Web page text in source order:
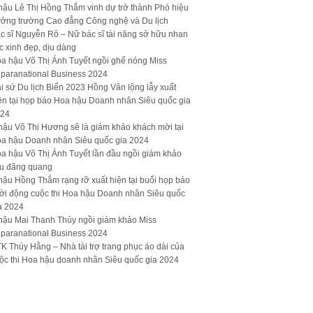
Lê Thị Hồng Thắm vinh dự trở thành Phó hiệu
trường Cao đẳng Công nghệ và Du lịch
sĩ Nguyễn Rô – Nữ bác sĩ tài năng sở hữu nhan
xinh đẹp, dịu dàng
hậu Võ Thị Ánh Tuyết ngồi ghế nóng Miss
Business 2024
sứ Du lịch Biển 2023 Hồng Vân lộng lẫy xuất
tại họp báo Hoa hậu Doanh nhân Siêu quốc gia
Võ Thị Hương sẽ là giám khảo khách mời tại
hậu Doanh nhân Siêu quốc gia 2024
hậu Võ Thị Ánh Tuyết lần đầu ngồi giám khảo
đăng quang
Hồng Thắm rạng rỡ xuất hiện tại buổi họp báo
động cuộc thi Hoa hậu Doanh nhân Siêu quốc
2024
Mai Thanh Thủy ngồi giám khảo Miss
Business 2024
Thúy Hằng – Nhà tài trợ trang phục áo dài của
thi Hoa hậu doanh nhân Siêu quốc gia 2024